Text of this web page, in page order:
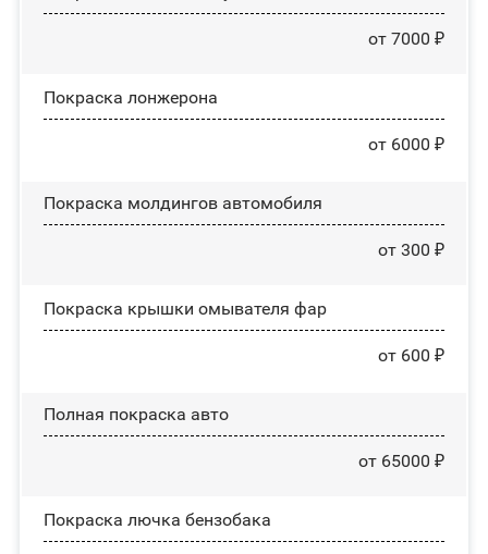
от 7000 ₽
Покраска лонжерона
от 6000 ₽
Покраска молдингов автомобиля
от 300 ₽
Покраска крышки омывателя фар
от 600 ₽
Полная покраска авто
от 65000 ₽
Покраска лючка бензобака